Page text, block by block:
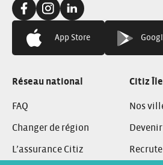
Facebook:Instagram:Linkedin:
App Store
Réseau national
FAQ
Changer de région
L’assurance Citiz
Citiz Île
Nos